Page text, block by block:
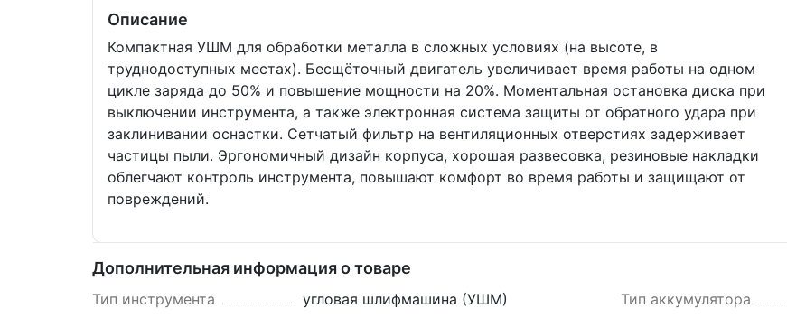
Описание
Компактная УШМ для обработки металла в сложных условиях (на высоте, в
труднодоступных местах). Бесщёточный двигатель увеличивает время работы на одном
цикле заряда до 50% и повышение мощности на 20%. Моментальная остановка диска при
выключении инструмента, а также электронная система защиты от обратного удара при
заклинивании оснастки. Сетчатый фильтр на вентиляционных отверстиях задерживает
частицы пыли. Эргономичный дизайн корпуса, хорошая развесовка, резиновые накладки
облегчают контроль инструмента, повышают комфорт во время работы и защищают от
повреждений.
Дополнительная информация о товаре
Тип инструмента угловая шлифмашина (УШМ) Тип аккумулятора